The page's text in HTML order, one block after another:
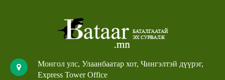
Монгол улс, Улаанбаатар хот, Чингэлтэй дүүрэг,
Express Tower Office